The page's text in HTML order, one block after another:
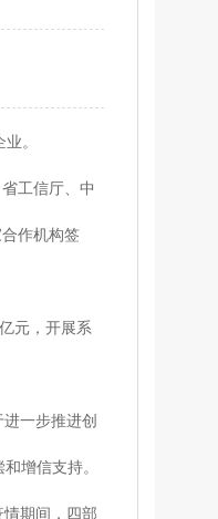
。
工信厅、中
作机构签
元，开展系
一步推进创
增信支持。
期间，四部